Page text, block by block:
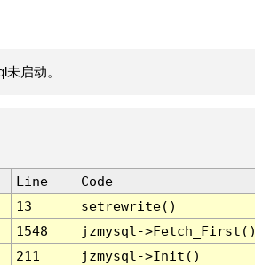
启动。
Line
Code
13
setrewrite()
1548
jzmysql-
211
jzmysql->Init()